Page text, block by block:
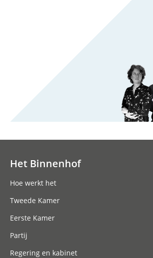
Het Binnenhof
Hoe werkt het
Tweede Kamer
Eerste Kamer
Partij
Regering en kabinet